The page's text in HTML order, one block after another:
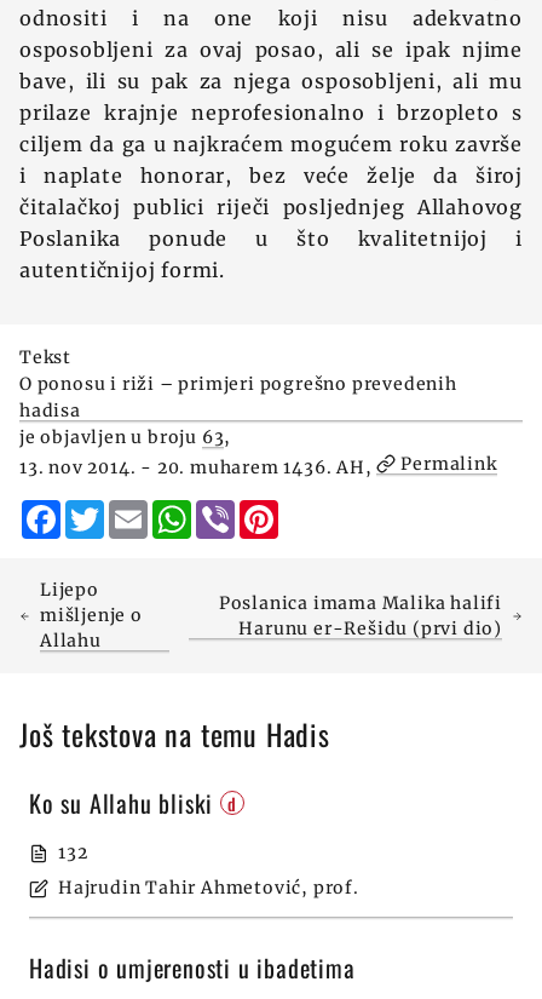
odnositi i na one koji nisu adekvatno
osposobljeni za ovaj posao, ali se ipak njime
bave, ili su pak za njega osposobljeni, ali mu
prilaze krajnje neprofesionalno i brzopleto s
ciljem da ga u najkraćem mogućem roku završe
i naplate honorar, bez veće želje da široj
čitalačkoj publici riječi posljednjeg Allahovog
Poslanika ponude u što kvalitetnijoj i
autentičnijoj formi.
Tekst
O ponosu i riži – primjeri pogrešno prevedenih
hadisa
je objavljen u broju 63,
13. nov 2014. - 20. muharem 1436. AH,
Permalink
Facebook
TwitterEmailWhatsApp
Viber
Lijepo
mišljenje o
Allahu
Poslanica imama Malika halifi
Harunu er-Rešidu (prvi dio)
Još tekstova na temu Hadis
Ko su Allahu bliski d
132
Hajrudin Tahir Ahmetović, prof.
Hadisi o umjerenosti u ibadetima